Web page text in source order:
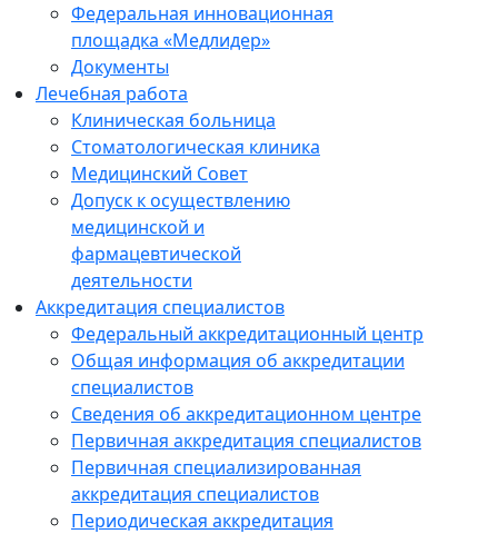
Федеральная инновационная
площадка «Медлидер»
Документы
Лечебная работа
Клиническая больница
Стоматологическая клиника
Медицинский Совет
Допуск к осуществлению
медицинской и
фармацевтической
деятельности
Аккредитация специалистов
Федеральный аккредитационный центр
Общая информация об аккредитации
специалистов
Сведения об аккредитационном центре
Первичная аккредитация специалистов
Первичная специализированная
аккредитация специалистов
Периодическая аккредитация